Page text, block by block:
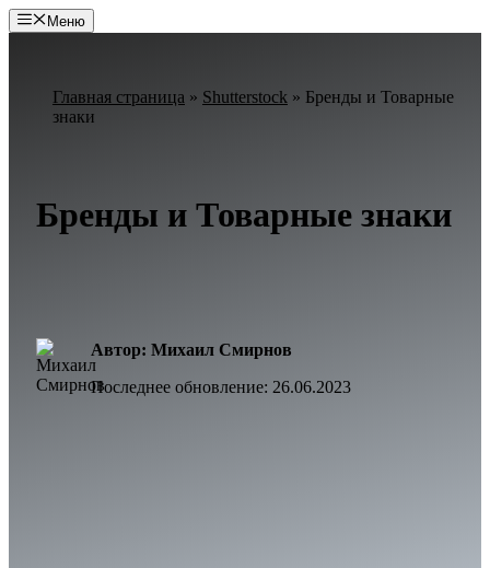
Перейти
к
Меню
Главная страница » Shutterstock » Бренды и Товарные
знаки
Бренды и Товарные знаки
Автор: Михаил Смирнов
Последнее обновление: 26.06.2023